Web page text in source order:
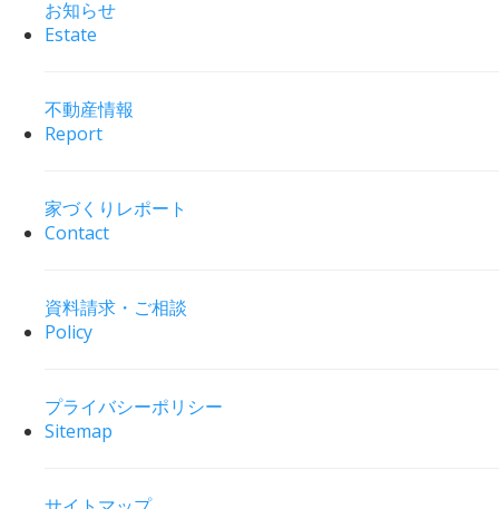
お知らせ
Estate
不動産情報
Report
家づくりレポート
Contact
資料請求・ご相談
Policy
プライバシーポリシー
Sitemap